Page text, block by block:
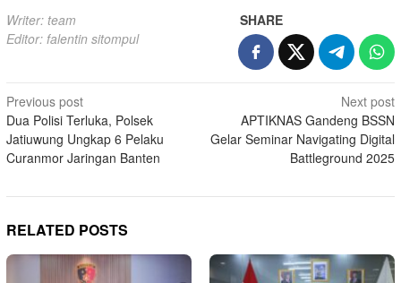
Writer: team
Editor: falentin sitompul
SHARE
Post
navigation
Previous post
Dua Polisi Terluka, Polsek
Jatiuwung Ungkap 6 Pelaku
Curanmor Jaringan Banten
Next post
APTIKNAS Gandeng BSSN
Gelar Seminar Navigating Digital
Battleground 2025
RELATED POSTS